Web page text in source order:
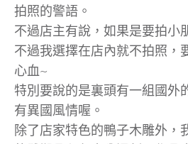
拍照的警語。
不過店主有說，如果是要拍小
不過我選擇在店內就不拍照，
心血~
特別要說的是裏頭有一組國外
有異國風情喔。
除了店家特色的鴨子木雕外，